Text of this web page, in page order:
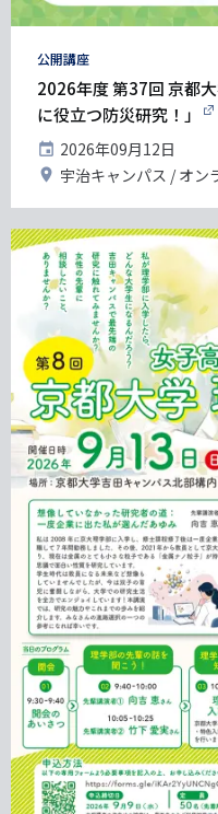
タ
グ
公開講座
2026年度 第37回 京都
に役立つ防災研究！」
開
催
日
2026年09月12日
開
地
宇治キャンパス オン